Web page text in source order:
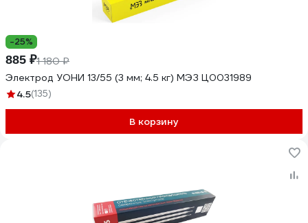
-25%
885 ₽1 180 ₽
Электрод УОНИ 13/55 (3 мм; 4.5 кг) МЭЗ Ц0031989
4.5(135)
В корзину